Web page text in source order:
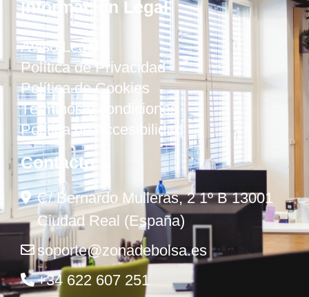
Información Legal
Aviso Legal
Política de Privacidad
Política de Cookies
Términos y condiciones
Política de Accesibilidad
Contacto
C/ Bernardo Mulleras, 2 1º B 13001
Ciudad Real (España)
soporte@zonadebolsa.es
+34 622 607 251